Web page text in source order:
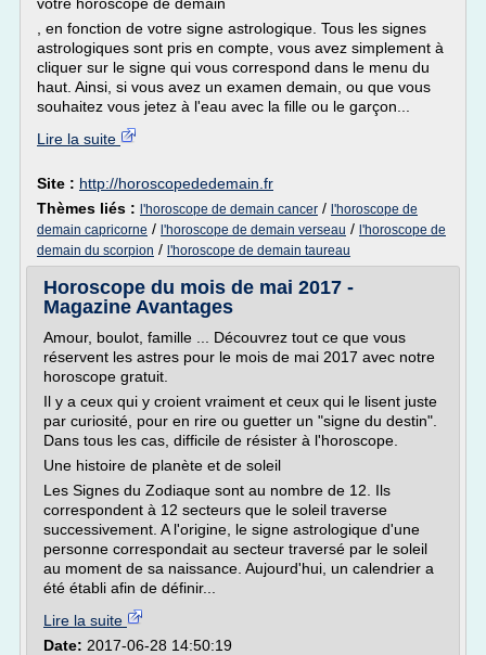
, en fonction de votre signe astrologique. Tous les signes
astrologiques sont pris en compte, vous avez simplement à
cliquer sur le signe qui vous correspond dans le menu du
haut. Ainsi, si vous avez un examen demain, ou que vous
souhaitez vous jetez à l'eau avec la fille ou le garçon...
Lire la suite
Site : http://horoscopededemain.fr
Thèmes liés : l'horoscope de demain cancer / l'horoscope de
demain capricorne / l'horoscope de demain verseau / l'horoscope de
demain du scorpion / l'horoscope de demain taureau
Horoscope du mois de mai 2017 -
Magazine Avantages
Amour, boulot, famille ... Découvrez tout ce que vous
réservent les astres pour le mois de mai 2017 avec notre
horoscope gratuit.
Il y a ceux qui y croient vraiment et ceux qui le lisent juste
par curiosité, pour en rire ou guetter un "signe du destin".
Dans tous les cas, difficile de résister à l'horoscope.
Une histoire de planète et de soleil
Les Signes du Zodiaque sont au nombre de 12. Ils
correspondent à 12 secteurs que le soleil traverse
successivement. A l'origine, le signe astrologique d'une
personne correspondait au secteur traversé par le soleil
au moment de sa naissance. Aujourd'hui, un calendrier a
été établi afin de définir...
Lire la suite
Date: 2017-06-28 14:50:19